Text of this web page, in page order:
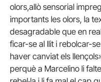
olors,allò sensorial
importants les olors, la
desagradable que en
ficar-se al llit i rebolcar-
haver canviat els
perquè a Marcelino li